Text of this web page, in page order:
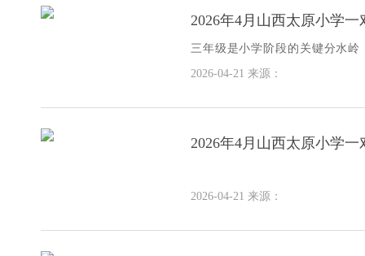
2026年4月山西太原小学
三年级是小学阶段的关键分水
加。许多孩子在此阶段出现成绩
2026-04-21 来源：
2026年4月山西太原小学
2026-04-21 来源：